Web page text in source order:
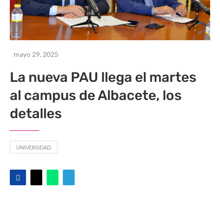
mayo 29, 2025
La nueva PAU llega el martes
al campus de Albacete, los
detalles
UNIVERSIDAD